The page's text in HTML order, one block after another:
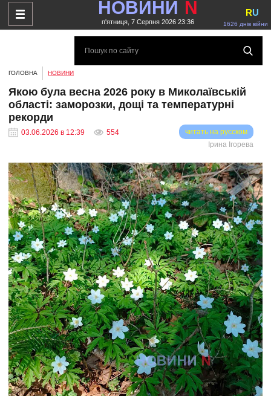
НОВИНИ N
п'ятниця, 7 Серпня 2026 23:36 1626 днів війни
RU
ГОЛОВНА НОВИНИ
Якою була весна 2026 року в Миколаївській
області: заморозки, дощі та температурні
рекорди
03.06.2026 в 12:39 554
читать на русском
Ірина Ігорева